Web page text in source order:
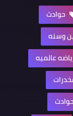
حوادث
وسنه
عالميه